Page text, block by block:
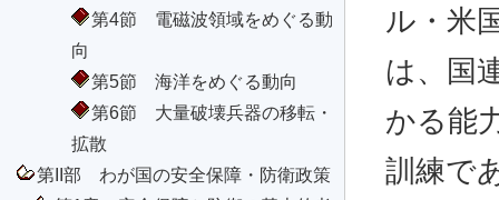
第4節 電磁波領域をめぐる動
向
第5節 海洋をめぐる動向
第6節 大量破壊兵器の移転・
拡散
第II部 わが国の安全保障・防衛政策
ル・米
は、国
かる能
訓練で